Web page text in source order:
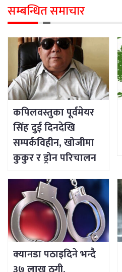
सम्बन्धित समाचार
कपिलवस्तुका पूर्वमेयर
सिंह दुई दिनदेखि
सम्पर्कविहीन, खोजीमा
कुकुर र ड्रोन परिचालन
क्यानडा पठाइदिने भन्दै